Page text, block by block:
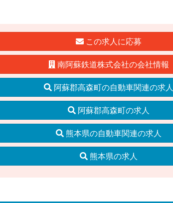
この求人に応募
南阿蘇鉄道株式会社の会社情報
阿蘇郡高森町の自動車関連の求人
阿蘇郡高森町の求人
熊本県の自動車関連の求人
熊本県の求人